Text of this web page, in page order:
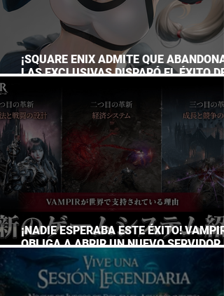
¡SQUARE ENIX ADMITE QUE
LAS EXCLUSIVAS DISPARÓ EL ÉXITO DE
¡NADIE ESPERABA ESTE ÉXITO! VAMPIR
OBLIGA A ABRIR UN NUEVO SERVIDOR
JAPÓN A SOLO DOS DÍAS DE SU
LANZAMIENTO